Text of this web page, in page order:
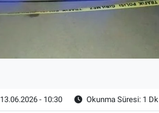
13.06.2026 - 10:30 Okunma Süresi: 1 Dk